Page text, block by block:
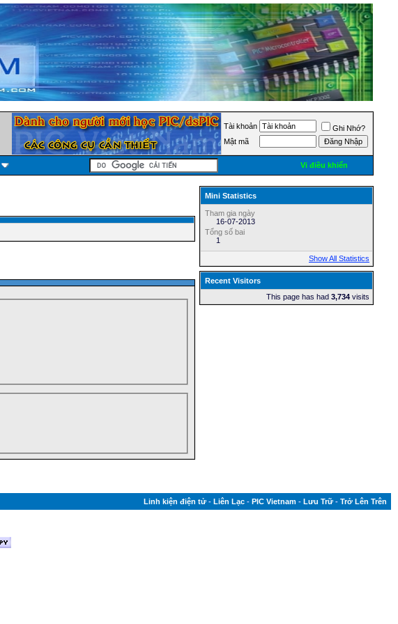
Tài khoản
Ghi Nhớ?
Mật mã
Vi điều khiển
Mini Statistics
Tham gia ngày
16-07-2013
Tổng số bai
1
Show All Statistics
Recent Visitors
This page has had 3,734 visits
Linh kiện điện tử - Liên Lạc - PIC Vietnam - Lưu Trữ - Trở Lên Trên